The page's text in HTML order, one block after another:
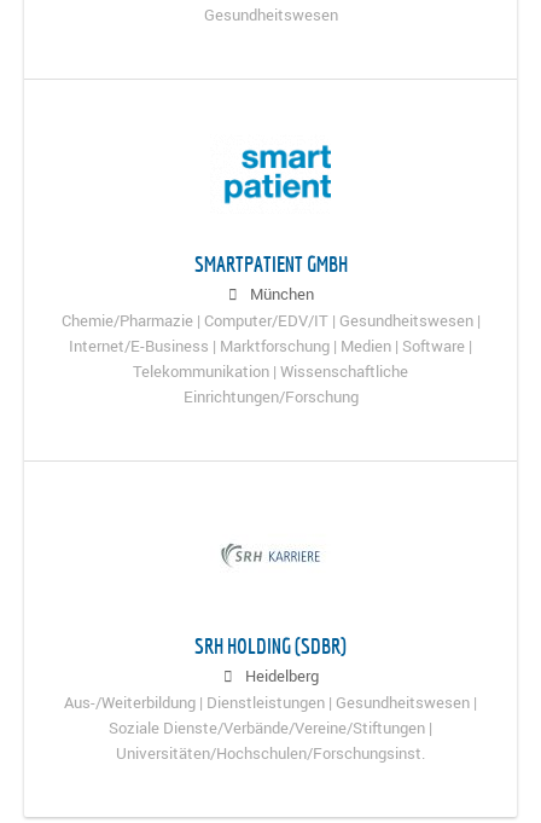
Gesundheitswesen
SMARTPATIENT GMBH
München
Chemie/Pharmazie | Computer/EDV/IT | Gesundheitswesen |
Internet/E-Business | Marktforschung | Medien | Software |
Telekommunikation | Wissenschaftliche
Einrichtungen/Forschung
SRH HOLDING (SDBR)
Heidelberg
Aus-/Weiterbildung | Dienstleistungen | Gesundheitswesen |
Soziale Dienste/Verbände/Vereine/Stiftungen |
Universitäten/Hochschulen/Forschungsinst.